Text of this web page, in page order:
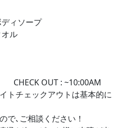
ィソープ
ル
OUT : ~10:00AM
トチェックアウトは基本的に
で､ご相談ください！